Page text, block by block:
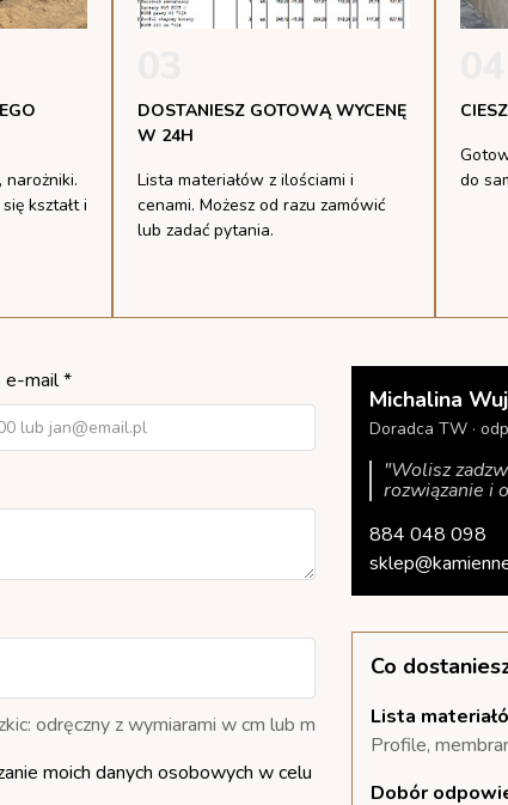
narożniki.
kształt i
DOSTANIESZ GOTOWĄ WYCENĘ
W 24H
Lista materiałów z ilościami i
cenami. Możesz od razu zamówić
lub zadać pytania.
do
e-mail *
odręczny z wymiarami w cm lub m
moich danych osobowych w celu
Michalina
Doradca TW ·
"Wolisz
rozwiązanie i
884 048 098
Co
Lista
Profile,
Dobór